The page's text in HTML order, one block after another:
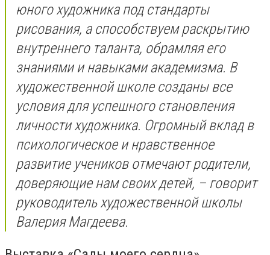
юного художника под стандарты
рисования, а способствуем раскрытию
внутреннего таланта, обрамляя его
знаниями и навыками академизма. В
художественной школе созданы все
условия для успешного становления
личности художника. Огромный вклад в
психологическое и нравственное
развитие учеников отмечают родители,
доверяющие нам своих детей, – говорит
руководитель художественной школы
Валерия Магдеева.